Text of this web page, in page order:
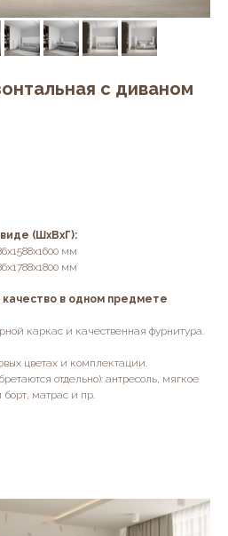
с диваном
(ШхВхГ):
мм
мм
качество в одном предмете
каркас и качественная фурнитура.
цветах и комплектации.
отдельно): антресоль, мягкое
борт, матрас и пр.